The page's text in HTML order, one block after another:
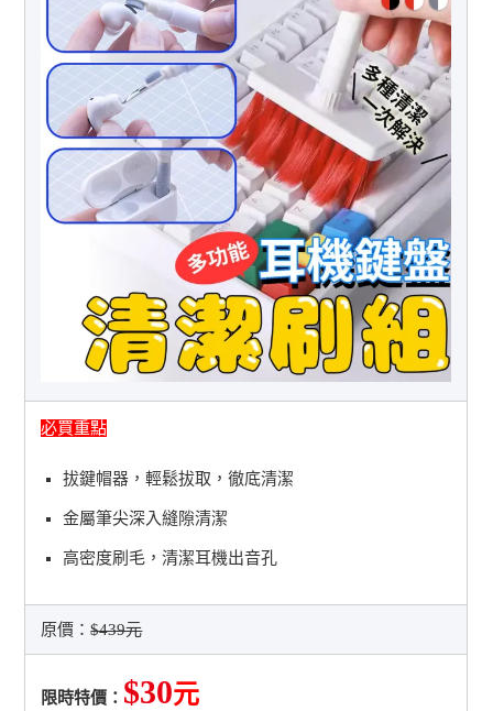
必買重點
拔鍵帽器，輕鬆拔取，徹底清潔
金屬筆尖深入縫隙清潔
高密度刷毛，清潔耳機出音孔
原價：$439元
限時特價： $30元